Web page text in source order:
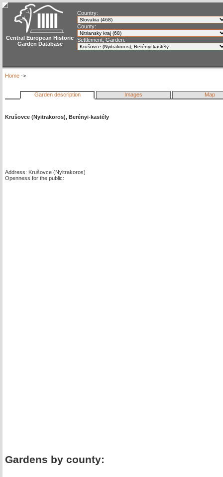
Central European Historic
Garden Database
Country:
County:
Settlement, Garden:
Home ->
Garden description Images Map
Krušovce (Nyitrakoros), Berényi-kastély
Address: Krušovce (Nyitrakoros)
Openness for the public:
Gardens by county: